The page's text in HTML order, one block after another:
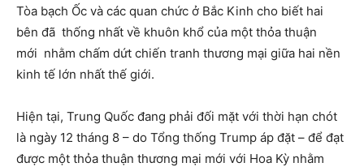
Tòa bạch Ốc và các quan chức ở Bắc Kinh cho biết hai
bên đã thống nhất về khuôn khổ của một thỏa thuận
mới nhằm chấm dứt chiến tranh thương mại giữa hai nền
kinh tế lớn nhất thế giới.
Hiện tại, Trung Quốc đang phải đối mặt với thời hạn chót
là ngày 12 tháng 8 – do Tổng thống Trump áp đặt – để đạt
được một thỏa thuận thương mại mới với Hoa Kỳ nhằm